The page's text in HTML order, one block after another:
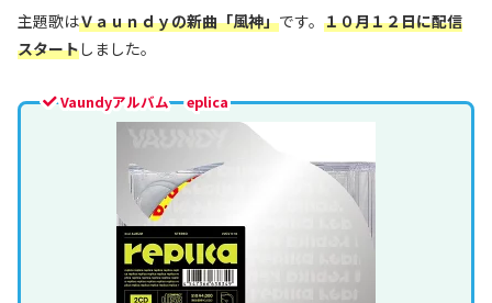
主題歌はＶａｕｎｄｙの新曲「風神」です。 １０月１２日に配信
スタートしました。
Vaundyアルバム eplica